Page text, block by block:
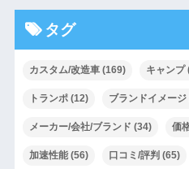
タグ
カスタム/改造車(169) キャンプ
トランポ(12) ブランドイメージ
メーカー/会社/ブランド (34) 価
加速性能(56) 口コミ/評判 (65)